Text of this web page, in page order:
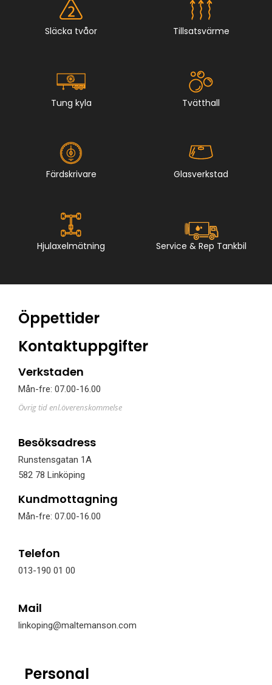
Släcka tvåor Tillsatsvärme
Tung kyla Tvätthall
Färdskrivare Glasverkstad
Hjulaxelmätning Service & Rep Tankbil
Öppettider
Kontaktuppgifter
Verkstaden
Mån-fre: 07.00-16.00
Övrig tid enl.överenskommelse
Besöksadress
Runstensgatan 1A
582 78 Linköping
Kundmottagning
Mån-fre: 07.00-16.00
Telefon
013-190 01 00
Mail
linkoping@maltemanson.com
Personal